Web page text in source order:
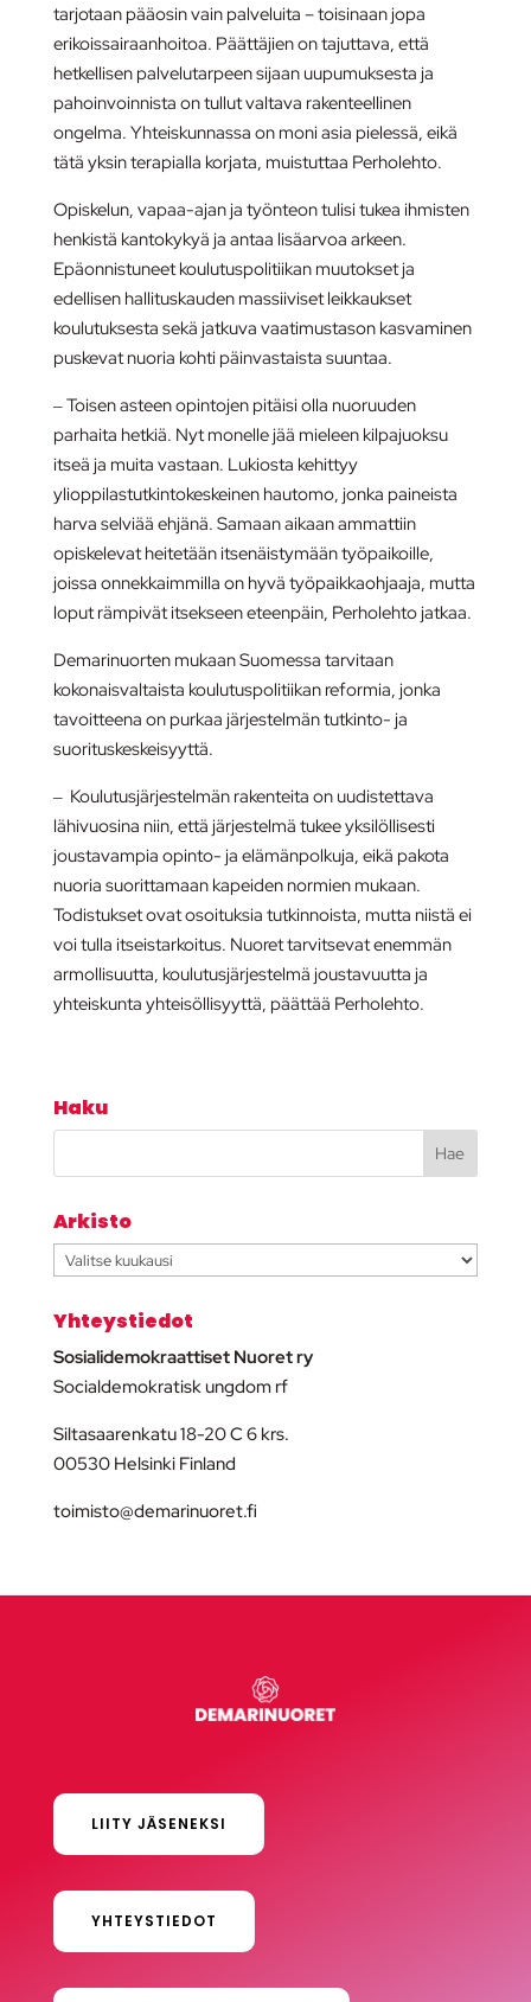
tarjotaan pääosin vain palveluita – toisinaan jopa
erikoissairaanhoitoa. Päättäjien on tajuttava, että
hetkellisen palvelutarpeen sijaan uupumuksesta ja
pahoinvoinnista on tullut valtava rakenteellinen
ongelma. Yhteiskunnassa on moni asia pielessä, eikä
tätä yksin terapialla korjata, muistuttaa Perholehto.
Opiskelun, vapaa-ajan ja työnteon tulisi tukea ihmisten
henkistä kantokykyä ja antaa lisäarvoa arkeen.
Epäonnistuneet koulutuspolitiikan muutokset ja
edellisen hallituskauden massiiviset leikkaukset
koulutuksesta sekä jatkuva vaatimustason kasvaminen
puskevat nuoria kohti päinvastaista suuntaa.
‒ Toisen asteen opintojen pitäisi olla nuoruuden
parhaita hetkiä. Nyt monelle jää mieleen kilpajuoksu
itseä ja muita vastaan. Lukiosta kehittyy
ylioppilastutkintokeskeinen hautomo, jonka paineista
harva selviää ehjänä. Samaan aikaan ammattiin
opiskelevat heitetään itsenäistymään työpaikoille,
joissa onnekkaimmilla on hyvä työpaikkaohjaaja, mutta
loput rämpivät itsekseen eteenpäin, Perholehto jatkaa.
Demarinuorten mukaan Suomessa tarvitaan
kokonaisvaltaista koulutuspolitiikan reformia, jonka
tavoitteena on purkaa järjestelmän tutkinto- ja
suorituskeskeisyyttä.
‒ Koulutusjärjestelmän rakenteita on uudistettava
lähivuosina niin, että järjestelmä tukee yksilöllisesti
joustavampia opinto- ja elämänpolkuja, eikä pakota
nuoria suorittamaan kapeiden normien mukaan.
Todistukset ovat osoituksia tutkinnoista, mutta niistä ei
voi tulla itseistarkoitus. Nuoret tarvitsevat enemmän
armollisuutta, koulutusjärjestelmä joustavuutta ja
yhteiskunta yhteisöllisyyttä, päättää Perholehto.
Haku
Arkisto
Arkisto
Yhteystiedot
Sosialidemokraattiset Nuoret ry
Socialdemokratisk ungdom rf
Siltasaarenkatu 18-20 C 6 krs.
00530 Helsinki Finland
toimisto@demarinuoret.fi
LIITY JÄSENEKSI
YHTEYSTIEDOT